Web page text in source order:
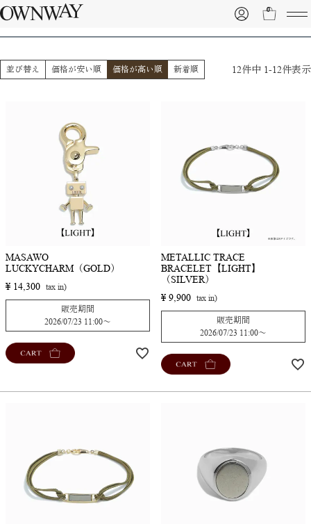
0
並び替え 価格が安い順 価格が高い順 新着順 12件中 1-12件表示
MASAWO
LUCKYCHARM（GOLD）
¥ 14,300
販売期間
2026/07/23 11:00〜
CART
METALLIC TRACE
BRACELET【LIGHT】
（SILVER）
¥ 9,900
販売期間
2026/07/23 11:00〜
CART